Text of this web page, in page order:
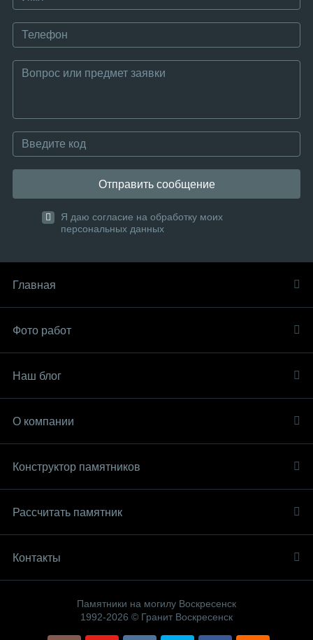
Отправить сообщение
Я даю согласие на обработку моих
персональных данных
Главная
Фото работ
Наш блог
О компании
Конструктор памятников
Рассчитать памятник
Контакты
Памятники на могилу Воскресенск
1992-2026 © Гранит Воскресенск